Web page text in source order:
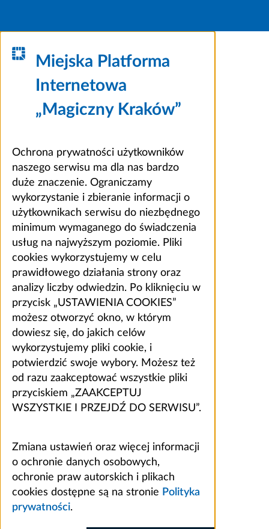
Miejska Platforma
Internetowa
„Magiczny Kraków”
Ochrona prywatności użytkowników
naszego serwisu ma dla nas bardzo
duże znaczenie. Ograniczamy
wykorzystanie i zbieranie informacji o
użytkownikach serwisu do niezbędnego
minimum wymaganego do świadczenia
usług na najwyższym poziomie. Pliki
cookies wykorzystujemy w celu
prawidłowego działania strony oraz
analizy liczby odwiedzin. Po kliknięciu w
przycisk „USTAWIENIA COOKIES”
możesz otworzyć okno, w którym
dowiesz się, do jakich celów
wykorzystujemy pliki cookie, i
potwierdzić swoje wybory. Możesz też
od razu zaakceptować wszystkie pliki
przyciskiem „ZAAKCEPTUJ
WSZYSTKIE I PRZEJDŹ DO SERWISU”.
Zmiana ustawień oraz więcej informacji
o ochronie danych osobowych,
ochronie praw autorskich i plikach
cookies dostępne są na stronie Polityka
prywatności.